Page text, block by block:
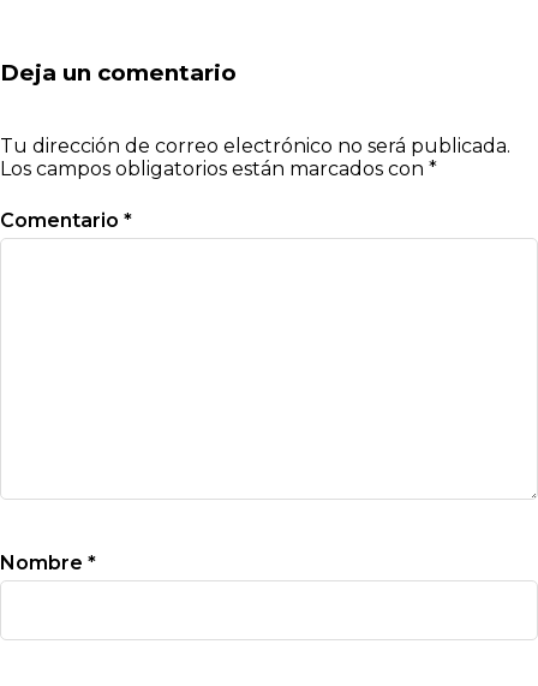
Deja un comentario
Tu dirección de correo electrónico no será publicada.
Los campos obligatorios están marcados con *
Comentario *
Nombre *